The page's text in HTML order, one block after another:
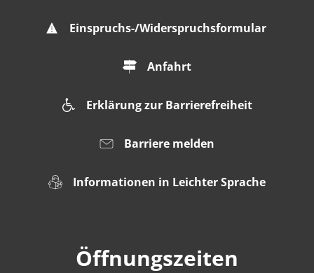
Einspruchs-/Widerspruchsformular
Anfahrt
Erklärung zur Barrierefreiheit
Barriere melden
Informationen in Leichter Sprache
Öffnungszeiten